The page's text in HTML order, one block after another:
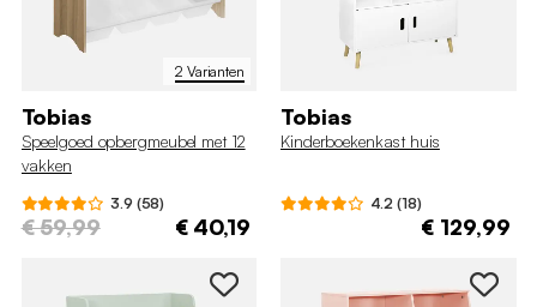
2 Varianten
Tobias
Speelgoed opbergmeubel met 12
vakken
3.9 (58)
€ 59,99 € 40,19
Tobias
Kinderboekenkast huis
4.2 (18)
€ 129,99